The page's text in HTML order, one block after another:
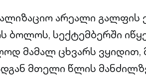
არეალი გალფის
ბოლოს, სექტემბერში
მამალ ცხვარს ვყიდით,
მთელი წლის